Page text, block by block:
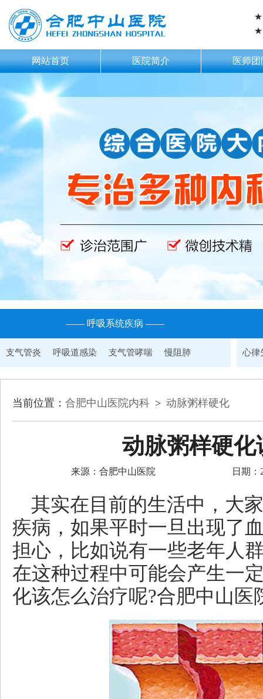
★
★
网站首页 医院简介 医师团
—— 呼吸系统疾病 ——
支气管炎 呼吸道感染 支气管哮喘 慢阻肺 心律
当前位置： 合肥中山医院内科 > 动脉粥样硬化
动脉粥样硬
来源：合肥中山医院 日期：
其实在目前的生活中，大
疾病，如果平时一旦出现了
担心，比如说有一些老年人
在这种过程中可能会产生一
化该怎么治疗呢?合肥中山医